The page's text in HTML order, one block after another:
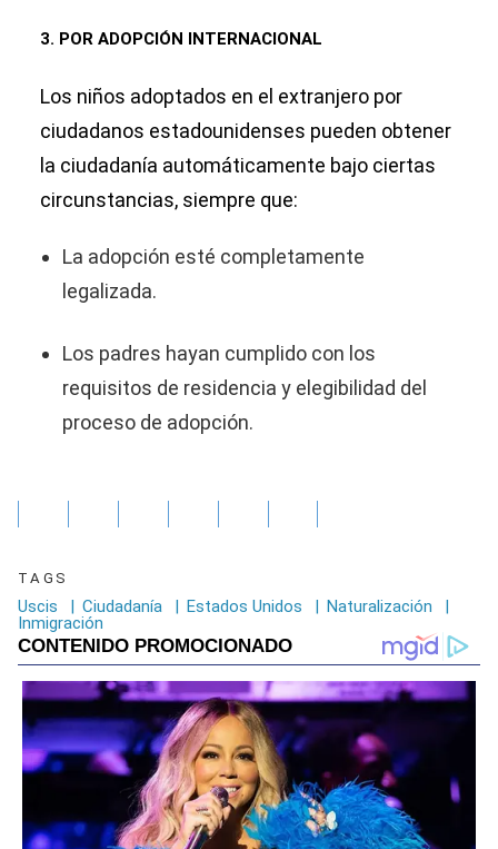
3. POR ADOPCIÓN INTERNACIONAL
Los niños adoptados en el extranjero por
ciudadanos estadounidenses pueden obtener
la ciudadanía automáticamente bajo ciertas
circunstancias, siempre que:
La adopción esté completamente
legalizada.
Los padres hayan cumplido con los
requisitos de residencia y elegibilidad del
proceso de adopción.
TAGS
Uscis | Ciudadanía | Estados Unidos | Naturalización
|
Inmigración